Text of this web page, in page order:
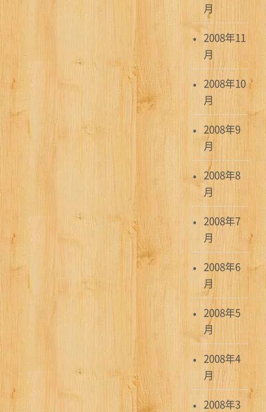
月
2008年11
月
2008年10
月
2008年9
月
2008年8
月
2008年7
月
2008年6
月
2008年5
月
2008年4
月
2008年3